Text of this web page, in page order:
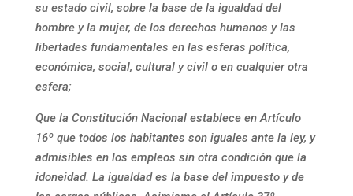
su estado civil, sobre la base de la igualdad del
hombre y la mujer, de los derechos humanos y las
libertades fundamentales en las esferas política,
económica, social, cultural y civil o en cualquier otra
esfera;
Que la Constitución Nacional establece en Artículo
16º que todos los habitantes son iguales ante la ley, y
admisibles en los empleos sin otra condición que la
idoneidad. La igualdad es la base del impuesto y de